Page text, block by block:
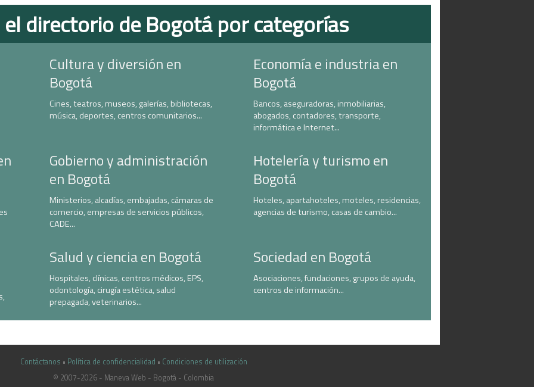
el directorio de Bogotá por categorías
Cultura y diversión en
Bogotá
Cines, teatros, museos, galerías, bibliotecas,
música, deportes, centros comunitarios...
Economía e industria en
Bogotá
Bancos, aseguradoras, inmobiliarias,
abogados, contadores, transporte,
informática e Internet...
Gobierno y administración
en Bogotá
Ministerios, alcadías, embajadas, cámaras de
comercio, empresas de servicios públicos,
CADE...
Hotelería y turismo en
Bogotá
Hoteles, apartahoteles, moteles, residencias,
agencias de turismo, casas de cambio...
Salud y ciencia en Bogotá
Hospitales, clínicas, centros médicos, EPS,
odontología, cirugía estética, salud
prepagada, veterinarios...
Sociedad en Bogotá
Asociaciones, fundaciones, grupos de ayuda,
centros de información...
Contáctanos • Política de confidencialidad • Condiciones de utilización
© 2007-2026 - Maneva Web - Bogotá - Colombia